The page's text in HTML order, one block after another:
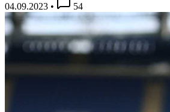
04.09.2023 • 54